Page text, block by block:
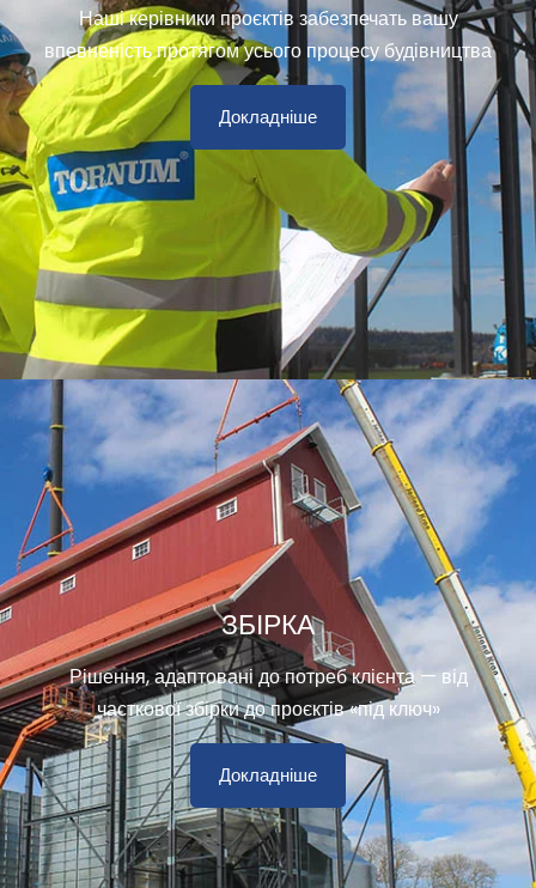
Наші керівники проєктів забезпечать вашу
впевненість протягом усього процесу будівництва
Докладніше
ЗБІРКА
Рішення, адаптовані до потреб клієнта — від
часткової збірки до проєктів «під ключ»
Докладніше